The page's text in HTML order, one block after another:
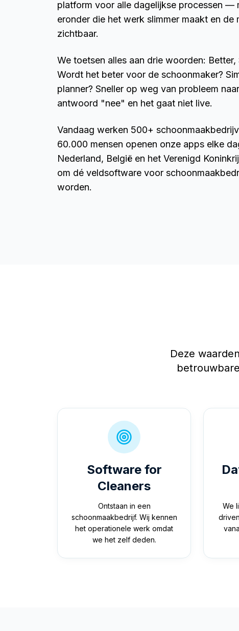
platform voor alle dagelijkse processen —
eronder die het werk slimmer maakt en de
zichtbaar.
We toetsen alles aan drie woorden: Better,
Wordt het beter voor de schoonmaker?
planner? Sneller op weg van probleem
antwoord "nee" en het gaat niet live.
Vandaag werken 500+
60.000 mensen openen onze apps elke
Nederland, België en het Verenigd
om dé veldsoftware voor
worden.
Deze
Software for
Cleaners
Ontstaan in een
schoonmaakbedrijf. Wij kennen
het operationele werk omdat
we het zelf deden.
We